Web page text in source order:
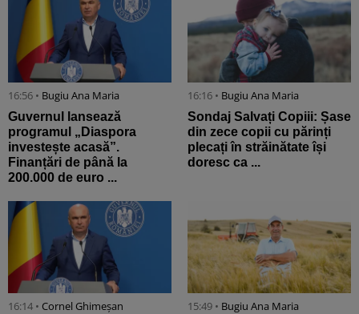
16:56 • Bugiu ⁠Ana Maria
Guvernul lansează
programul „Diaspora
investește acasă”.
Finanțări de până la
200.000 de euro ...
16:16 • Bugiu ⁠Ana Maria
Sondaj Salvați Copiii: Șase
din zece copii cu părinți
plecați în străinătate își
doresc ca ...
16:14 • Cornel Ghimeșan 15:49 • Bugiu ⁠Ana Maria